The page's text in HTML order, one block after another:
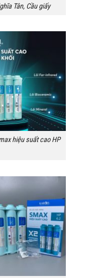
Tân, Cầu giấy
hiệu suất cao HP